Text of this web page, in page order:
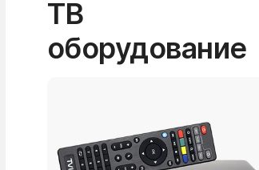
ТВ
оборудование